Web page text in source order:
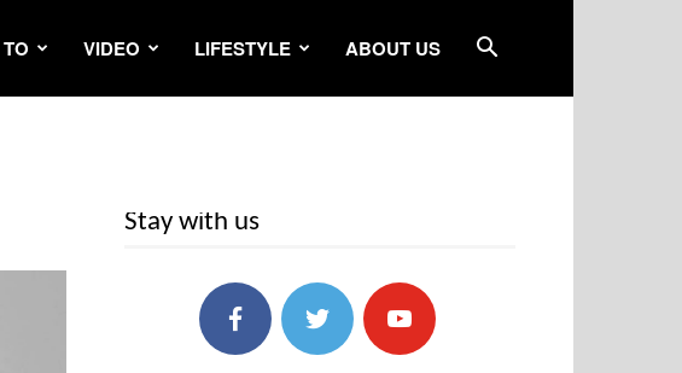
VIDEO LIFESTYLE ABOUT US
Stay with us